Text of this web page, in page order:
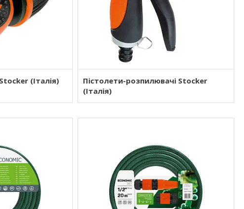
(Італія)
Пістолети-розпилювачі Stocker
(Італія)